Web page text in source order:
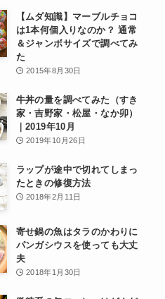
【ムダ知識】マーブルチョコ
は1本何個入りなのか？ 通常
＆ジャンボサイズで調べてみ
た
2015年8月30日
牛丼の量を調べてみた（すき
家・吉野家・松屋・なか卯）
｜2019年10月
2019年10月26日
ラップが途中で切れてしまっ
たときの修復方法
2018年2月11日
寄せ鍋の魚はタラのかわりに
パンガシウスを使っても大丈
夫
2018年1月30日